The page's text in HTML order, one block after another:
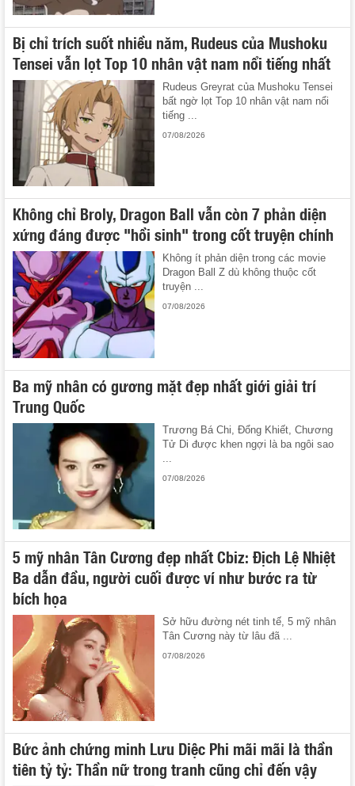
Bị chỉ trích suốt nhiều năm, Rudeus của Mushoku
Tensei vẫn lọt Top 10 nhân vật nam nổi tiếng nhất
Rudeus Greyrat của Mushoku Tensei
bất ngờ lọt Top 10 nhân vật nam nổi
tiếng ...
07/08/2026
Không chỉ Broly, Dragon Ball vẫn còn 7 phản diện
xứng đáng được "hồi sinh" trong cốt truyện chính
Không ít phản diện trong các movie
Dragon Ball Z dù không thuộc cốt
truyện ...
07/08/2026
Ba mỹ nhân có gương mặt đẹp nhất giới giải trí
Trung Quốc
Trương Bá Chi, Đổng Khiết, Chương
Tử Di được khen ngợi là ba ngôi sao
07/08/2026
5 mỹ nhân Tân Cương đẹp nhất Cbiz: Địch Lệ Nhiệt
Ba dẫn đầu, người cuối được ví như bước ra từ
bích họa
Sở hữu đường nét tinh tế, 5 mỹ nhân
Tân Cương này từ lâu đã ...
07/08/2026
Bức ảnh chứng minh Lưu Diệc Phi mãi mãi là thần
tiên tỷ tỷ: Thần nữ trong tranh cũng chỉ đến vậy